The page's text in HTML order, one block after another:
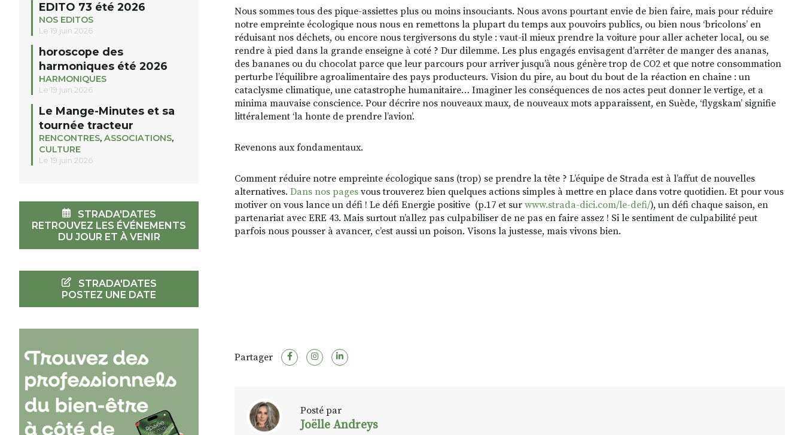
Nous sommes tous des pique-assiettes plus ou moins insouciants. Nous avons pourtant envie de bien faire, mais pour réduire
notre empreinte écologique nous nous en remettons la plupart du temps aux pouvoirs publics, ou bien nous ‘bricolons’ en
réduisant nos déchets, ou encore nous tergiversons du style : vaut-il mieux prendre la voiture pour aller acheter local, ou se
rendre à pied dans la grande enseigne à coté ? Dur dilemme. Les plus engagés envisagent d’arrêter de manger des ananas,
des bananes ou du chocolat parce que leur parcours pour arriver jusqu’à nous génère trop de CO2 et que notre consommation
perturbe l’équilibre agroalimentaire des pays producteurs. Vision du pire, au bout du bout de la réaction en chaine : un
cataclysme climatique, une catastrophe humanitaire… Imaginer les conséquences de nos actes peut donner le vertige, et a
minima mauvaise conscience. Pour décrire nos nouveaux maux, de nouveaux mots apparaissent, en Suède, ‘flygskam’ signifie
littéralement ‘la honte de prendre l’avion’.
Revenons aux fondamentaux.
Comment réduire notre empreinte écologique sans (trop) se prendre la tête ? L’équipe de Strada est à l’affut de nouvelles
alternatives. Dans nos pages vous trouverez bien quelques actions simples à mettre en place dans votre quotidien. Et pour vous
motiver on vous lance un défi ! Le défi Energie positive (p.17 et sur www.strada-dici.com/le-defi/), un défi chaque saison, en
partenariat avec ERE 43. Mais surtout n’allez pas culpabiliser de ne pas en faire assez ! Si le sentiment de culpabilité peut
parfois nous pousser à avancer, c’est aussi un poison. Visons la justesse, mais vivons bien.
Partager
Posté par
Joëlle Andreys
EDITO 73 été 2026
NOS EDITOS
Le 19 juin 2026
horoscope des
harmoniques été 2026
HARMONIQUES
Le 19 juin 2026
Le Mange-Minutes et sa
tournée tracteur
RENCONTRES, ASSOCIATIONS,
CULTURE
Le 19 juin 2026
STRADA'DATES
RETROUVEZ LES ÉVÉNEMENTS
DU JOUR ET À VENIR
STRADA'DATES
POSTEZ UNE DATE